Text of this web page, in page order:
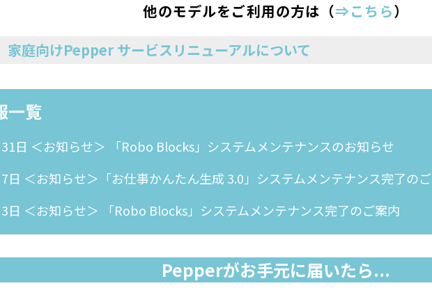
他のモデルをご利用の方は（⇒こちら）
家庭向けPepper サービスリニューアルについて
一覧
日 ＜お知らせ＞ 「Robo Blocks」システムメンテナンスのお知らせ
日 ＜お知らせ＞「お仕事かんたん生成 3.0」システムメンテナンス完了の
日 ＜お知らせ＞ 「Robo Blocks」システムメンテナンス完了のご案内
Pepperがお手元に届いたら...